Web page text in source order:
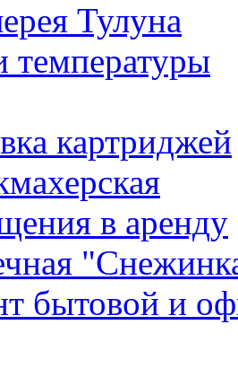
Тулуна
температуры
картриджей
в аренду
бытовой и